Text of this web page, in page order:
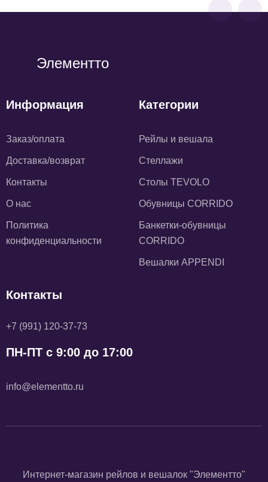
Элементто
Информация
Заказ/оплата
Доставка/возврат
Контакты
О нас
Политика
конфиденциальности
Категории
Рейлы и вешала
Стеллажи
Столы TEVOLO
Обувницы CORRIDO
Банкетки-обувницы
CORRIDO
Вешалки APPENDI
Контакты
+7 (991) 120-37-73
ПН-ПТ с 9:00 до 17:00
info@elementto.ru
Интернет-магазин рейлов и вешалок "Элементто"